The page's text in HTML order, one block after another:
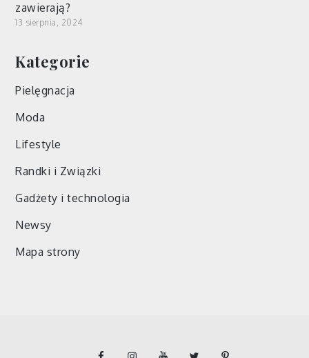
zawierają?
13 sierpnia, 2024
Kategorie
Pielęgnacja
Moda
Lifestyle
Randki i Związki
Gadżety i technologia
Newsy
Mapa strony
facebookinstagramYouTubeTwitterpinterest